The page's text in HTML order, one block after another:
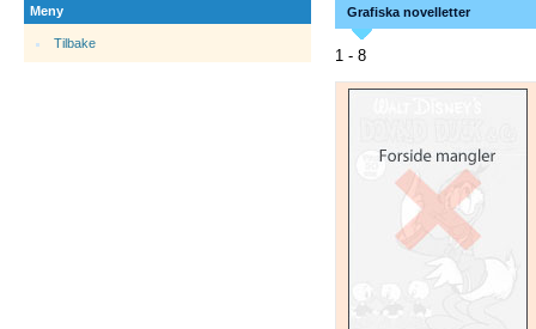
Meny
Tilbake
Grafiska novelletter
1 - 8